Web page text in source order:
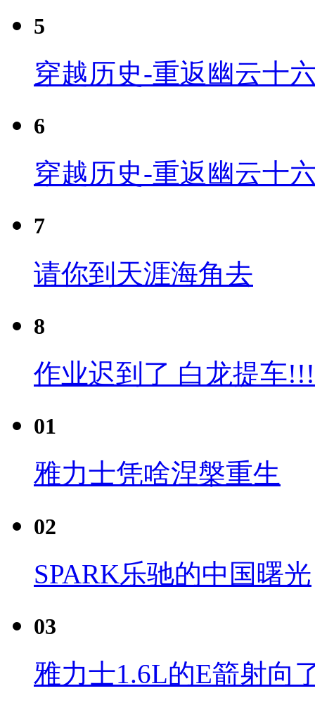
5
穿越历史-重返幽云十
6
穿越历史-重返幽云十
7
请你到天涯海角去
8
作业迟到了 白龙提车
01
雅力士凭啥涅槃重生
02
SPARK乐驰的中国曙光
03
雅力士1.6L的E箭射向